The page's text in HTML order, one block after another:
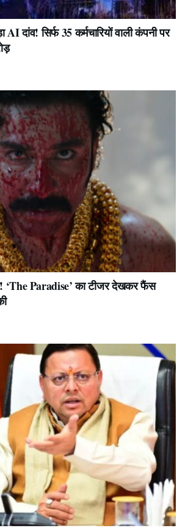
दांव! सिर्फ 35 कर्मचारियों वाली कंपनी पर
‘The Paradise’ का टीजर देखकर फैंस